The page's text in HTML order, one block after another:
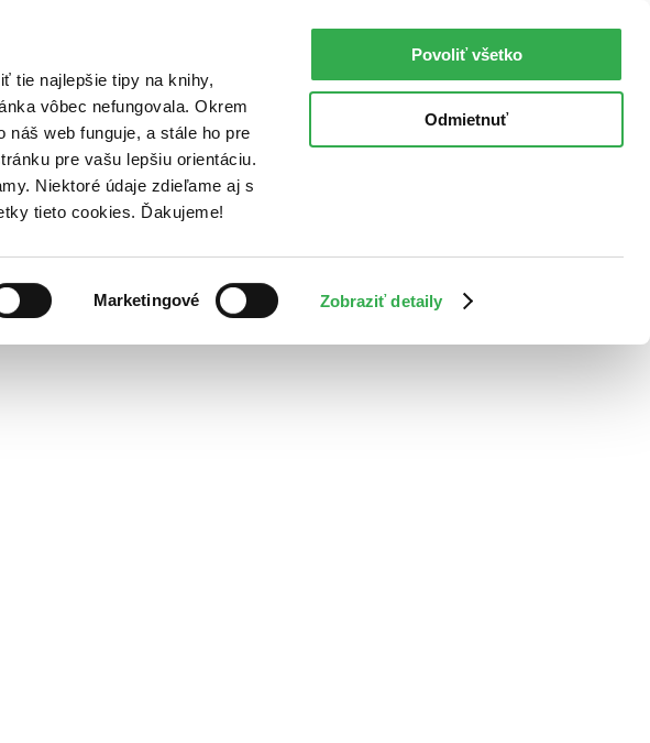
tie najlepšie tipy na knihy,
vôbec nefungovala. Okrem
web funguje, a stále ho pre
pre vašu lepšiu orientáciu.
Niektoré údaje zdieľame aj s
tieto cookies. Ďakujeme!
Marketingové Zobraziť detaily
Povoliť všetko
Odmietnuť